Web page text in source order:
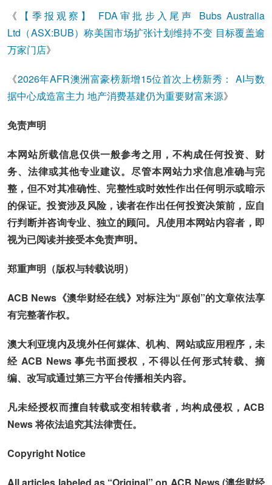
《
【季报观察】 FDA审批步入尾声 Bubs Australia
Ltd（ASX:BUB）称美国市场扩张计划维持不变 目标覆盖逾
万家门店》
《2026年AFR澳洲富豪榜新增15位首次上榜新秀： AI与数
据中心成造富主力 地产消费基建仍为重要财富来源》
免责声明
本网站所载信息仅供一般参考之用，不构成任何投资、财
务、法律或其他专业建议。尽管本网站力求信息准确与完
整，但不对其准确性、完整性或时效性作出任何明示或暗示
的保证。投资涉及风险，读者在作出任何投资决策前，应自
行判断并咨询专业、独立的顾问。凡使用本网站内容者，即
视为已阅读并接受本免责声明。
郑重声明（版权与转载说明）
ACB News《澳华财经在线》对标注为“原创”的文章依法享
有完整著作权。
澳大利亚境内及境外任何媒体、机构、网站或应用程序，未
经 ACB News 事先书面授权，不得以任何形式转载、摘
编、改写或通过第三方平台传播相关内容。
凡未经授权而擅自转载或变相转载者，均构成侵权，ACB
News 将依法追究其法律责任。
Copyright Notice